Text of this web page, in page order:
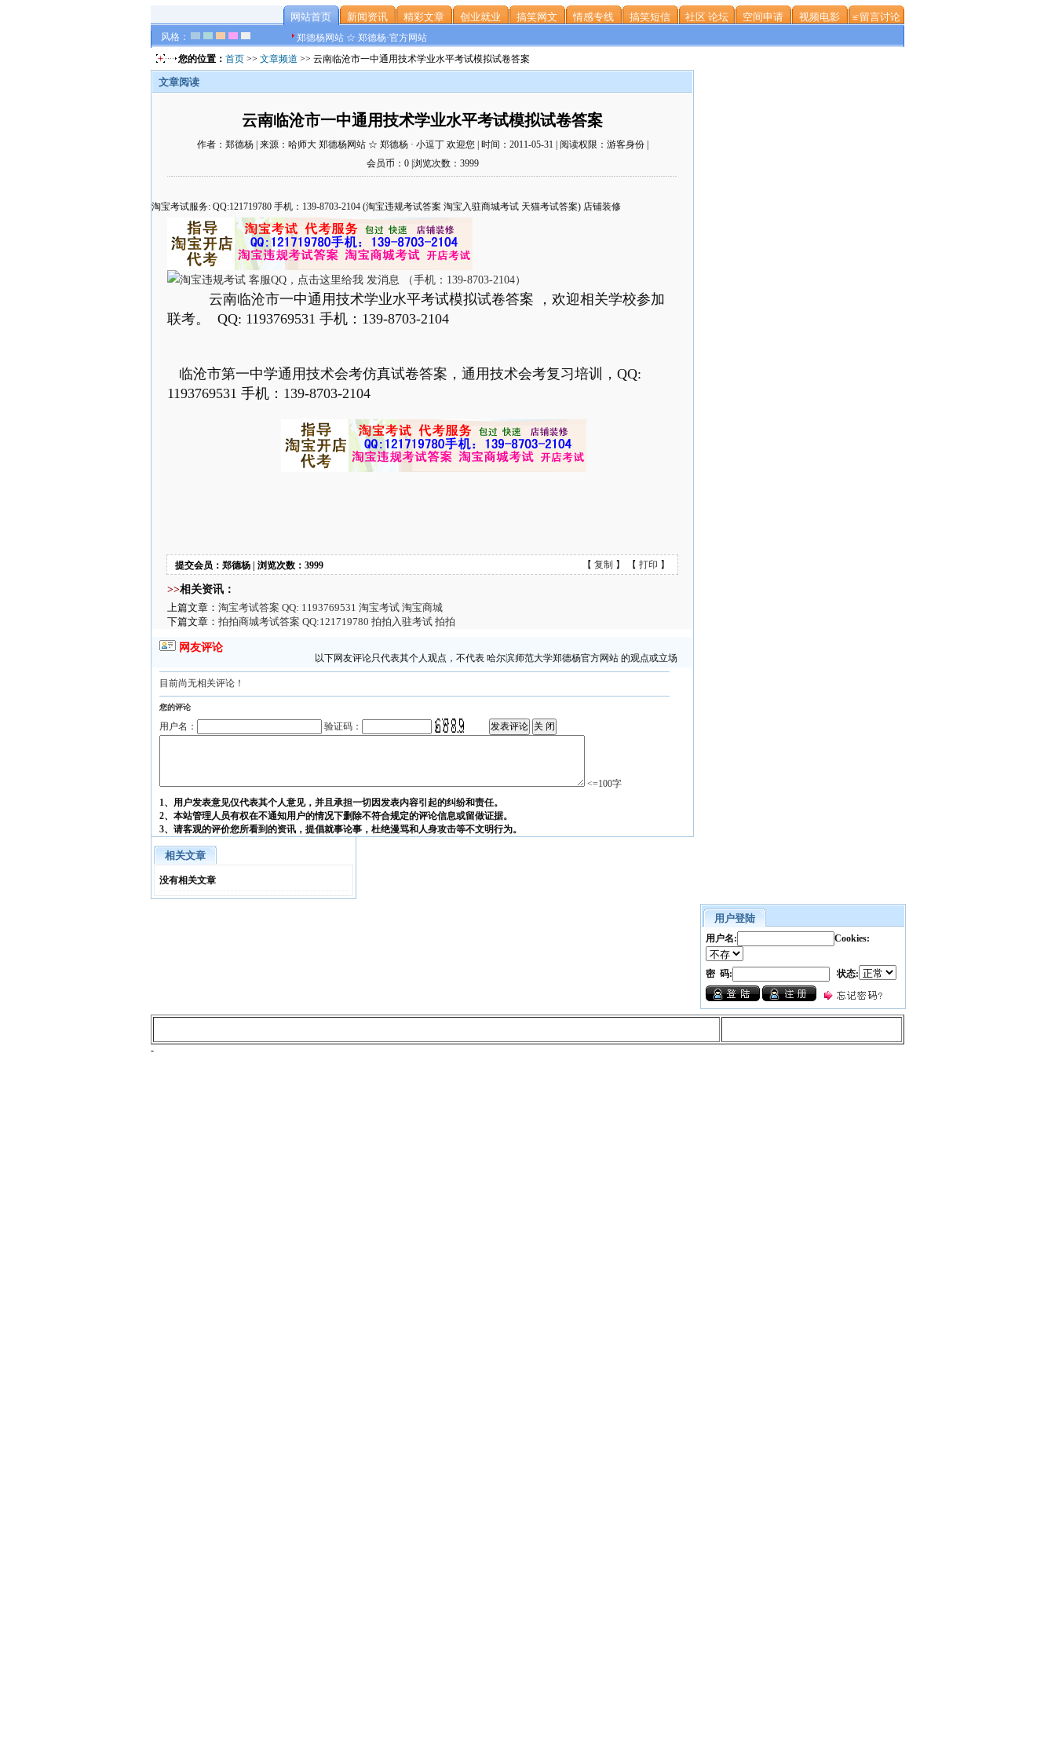
风格：
网站首页 新闻资讯 精彩文章 创业就业 搞笑网文 情感专线 搞笑短信 社区 论坛 空间申请 视频电影 ≌留言讨论
郑德杨网站 ☆ 郑德杨·官方网站
您的位置： 首页 >> 文章频道 >> 云南临沧市一中通用技术学业水平考试模拟试卷答案
文章阅读
云南临沧市一中通用技术学业水平考试模拟试卷答案
作者：郑德杨 | 来源：哈师大 郑德杨网站 ☆ 郑德杨 · 小逗丁 欢迎您 | 时间：2011-05-31 | 阅读权限：游客身份 |
会员币：0 |浏览次数：3999
淘宝考试服务: QQ:121719780 手机：139-8703-2104 (淘宝违规考试答案 淘宝入驻商城考试 天猫考试答案) 店铺装修
云南临沧市一中通用技术学业水平考试模拟试卷答案 ，欢迎相关学校参加
联考。 QQ: 1193769531 手机：139-8703-2104
临沧市第一中学通用技术会考仿真试卷答案，通用技术会考复习培训，QQ:
1193769531 手机：139-8703-2104
提交会员：郑德杨 | 浏览次数：3999 【 复制 】 【 打印 】
>>相关资讯：
上篇文章： 淘宝考试答案 QQ: 1193769531 淘宝考试 淘宝商城
下篇文章： 拍拍商城考试答案 QQ:121719780 拍拍入驻考试 拍拍
网友评论
以下网友评论只代表其个人观点，不代表 哈尔滨师范大学郑德杨官方网站 的观点或立场
目前尚无相关评论！
您的评论
用户名： 验证码：
<=100字
1、用户发表意见仅代表其个人意见，并且承担一切因发表内容引起的纠纷和责任。
2、本站管理人员有权在不通知用户的情况下删除不符合规定的评论信息或留做证据。
3、请客观的评价您所看到的资讯，提倡就事论事，杜绝漫骂和人身攻击等不文明行为。
相关文章
没有相关文章
用户登陆
用户名: Cookies:
密 码: 状态:
-